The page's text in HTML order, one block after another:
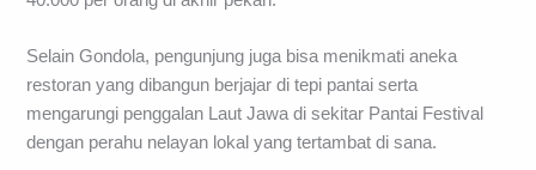
Selain Gondola, pengunjung juga bisa menikmati aneka
restoran yang dibangun berjajar di tepi pantai serta
mengarungi penggalan Laut Jawa di sekitar Pantai Festival
dengan perahu nelayan lokal yang tertambat di sana.